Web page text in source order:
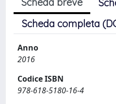
Scheda completa
Anno
2016
Codice ISBN
978-618-5180-16-4